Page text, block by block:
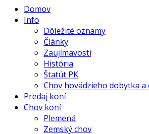
Domov
Info
Dôležité oznamy
Články
Zaujímavosti
História
Štatút PK
Chov hovädzieho dobytka a
Predaj koní
Chov koní
Plemená
Zemský chov